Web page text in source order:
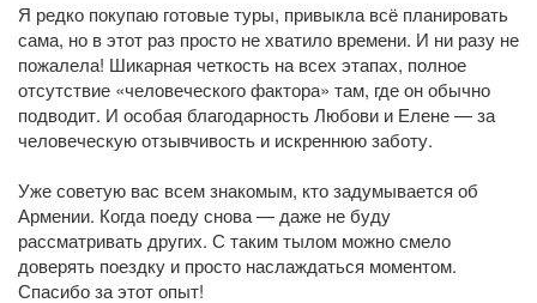
Я редко покупаю готовые туры, привыкла всё планировать
сама, но в этот раз просто не хватило времени. И ни разу не
пожалела! Шикарная четкость на всех этапах, полное
отсутствие «человеческого фактора» там, где он обычно
подводит. И особая благодарность Любови и Елене — за
человеческую отзывчивость и искреннюю заботу.
Уже советую вас всем знакомым, кто задумывается об
Армении. Когда поеду снова — даже не буду
рассматривать других. С таким тылом можно смело
доверять поездку и просто наслаждаться моментом.
Спасибо за этот опыт!